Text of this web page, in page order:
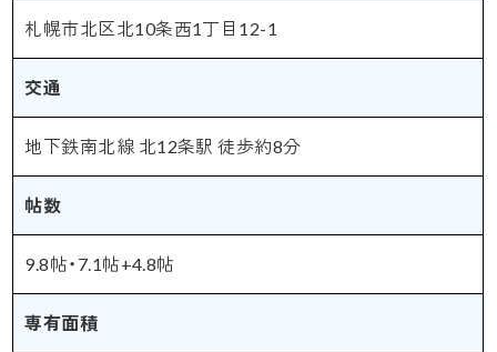
札幌市北区北10条西1丁目12-1
交通
地下鉄南北線 北12条駅 徒歩約8分
帖数
9.8帖・7.1帖+4.8帖
専有面積